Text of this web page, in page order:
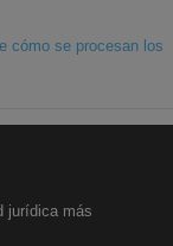
cómo se procesan los
jurídica más